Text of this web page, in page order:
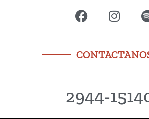
2944-